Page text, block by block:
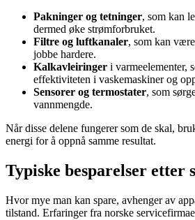
Pakninger og tetninger, som kan
dermed øke strømforbruket.
Filtre og luftkanaler, som kan
jobbe hardere.
Kalkavleiringer i varmeelementer,
effektiviteten i vaskemaskiner og
Sensorer og termostater, som
vannmengde.
Når disse delene fungerer som de skal,
energi for å oppnå samme resultat.
Typiske besparelser etter
Hvor mye man kan spare, avhenger av
tilstand. Erfaringer fra norske